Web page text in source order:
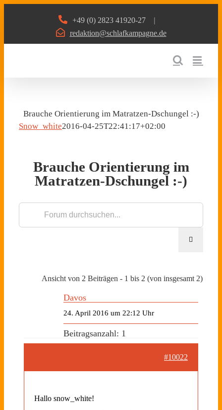
+49 (0) 2823 41920-27
|
redaktion@schlafkampagne.de
Brauche Orientierung im Matratzen-Dschungel :-)
Snow_white2016-04-25T22:41:17+02:00
Brauche Orientierung im
Matratzen-Dschungel :-)
Ansicht von 2 Beiträgen - 1 bis 2 (von insgesamt 2)
Davos
24. April 2016 um 22:12 Uhr
Beitragsanzahl: 1
#10022
Hallo snow_white!